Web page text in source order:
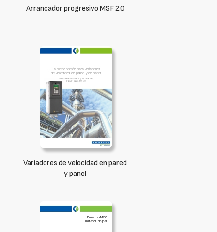
Arrancador progresivo MSF 2.0
Variadores de velocidad en pared
y panel